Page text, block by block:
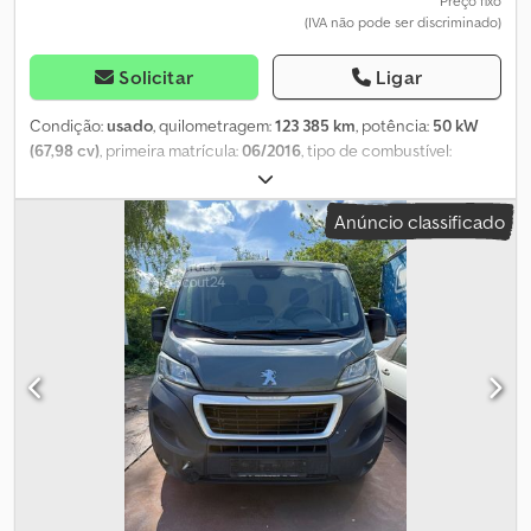
(IVA não pode ser discriminado)
Solicitar Ligar
Condição:usado, quilometragem:123 385 km, potência: 50 kW
(67,98 cv), primeira matrícula:06/2016, tipo de combustível:
, próxima inspeção (TÜV):
engrenagem:mecânico, número de lugares:5, Equipamento:
ABS, ar condicionado, fecho centralizado, programa
eletrónico de estabilidade (ESP), sistema imobilizador, sofreu
, ?! O veículo apresenta avaria no motor !?
Equipamento opcional: Pacote City, pintura metálica
Equipamento adicional: Airbag do passageiro desativável, airbags
para condutor e passageiro, retrovisores externos com ajuste
elétrico e aquecimento, retrovisores na cor do veículo,
computador de bordo, antena de teto, conta-rotações,
distribuição eletrônica da força de travagem, sistema de
assistência à condução: assistente de travagem de emergência,
frisos decorativos nas molduras dos vidros, para-brisas laminado,
vidros laterais e traseiro em vidro temperado, cobertura/bandeja
do compartimento de bagagem, pré-tensionadores dos cintos,
Anúncio classificado